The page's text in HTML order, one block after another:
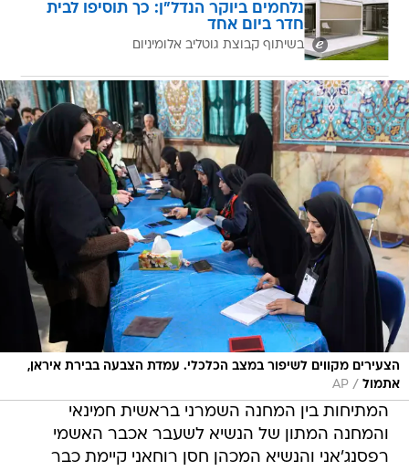
נלחמים ביוקר הנדל"ן: כך תוסיפו לבית
חדר ביום אחד
בשיתוף קבוצת גוטליב אלומיניום
הצעירים מקווים לשיפור במצב הכלכלי. עמדת הצבעה בבירת איראן,
אתמול /
AP
המתיחות בין המחנה השמרני בראשית חמינאי
והמחנה המתון של הנשיא לשעבר אכבר האשמי
רפסנג'אני והנשיא המכהן חסן רוחאני קיימת כבר